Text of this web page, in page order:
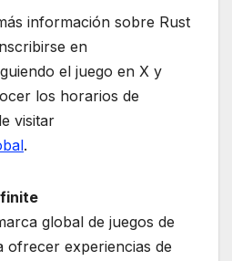
información sobre Rust
en
el juego en X y
los horarios de
visitar
.
global de juegos de
ofrecer experiencias de